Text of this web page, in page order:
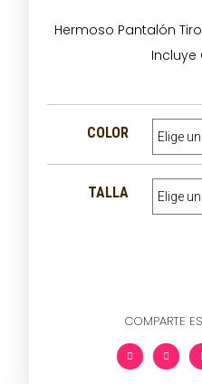
Hermoso Pantalón
Incluye
COLOR
TALLA
COMPARTE